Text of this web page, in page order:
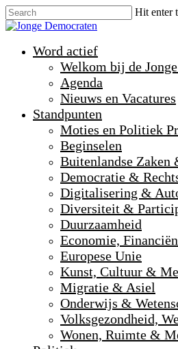
Hit enter
Word actief
Welkom bij de
Agenda
Nieuws en Vacatures
Standpunten
Moties en Politiek
Beginselen
Buitenlandse Zaken
Democratie &
Digitalisering &
Diversiteit &
Duurzaamheid
Economie,
Europese Unie
Kunst, Cultuur &
Migratie & Asiel
Onderwijs &
Volksgezondheid,
Wonen, Ruimte &